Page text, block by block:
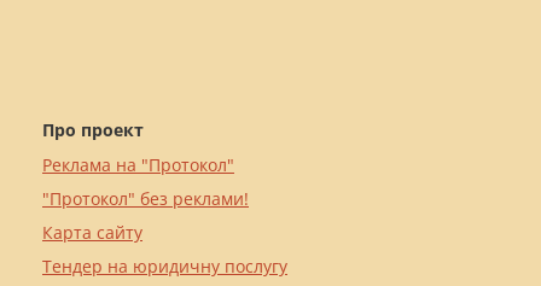
Про проект
Реклама на "Протокол"
"Протокол" без реклами!
Карта сайту
Тендер на юридичну послугу